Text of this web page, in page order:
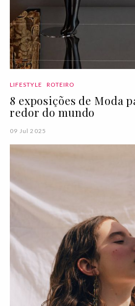
LIFESTYLE ROTEIRO
8 exposições de Moda
redor do mundo
09 Jul 2025